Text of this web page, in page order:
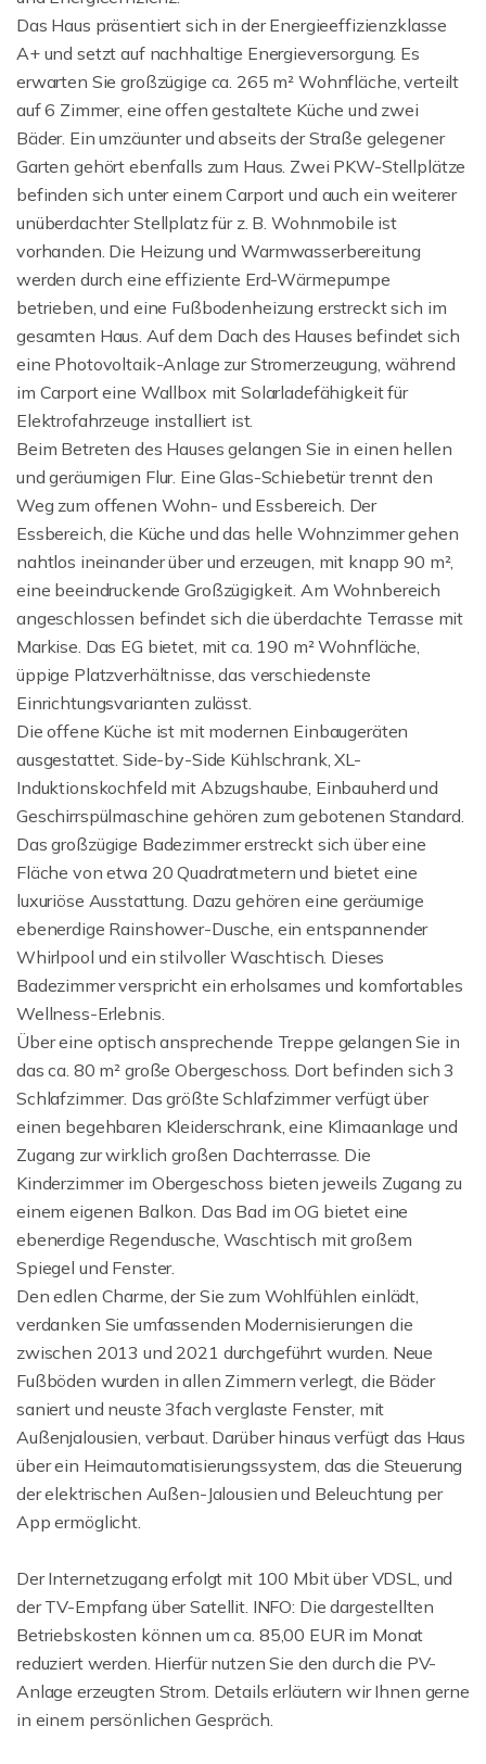
Das Haus präsentiert sich in der Energieeffizienzklasse
A+ und setzt auf nachhaltige Energieversorgung. Es
erwarten Sie großzügige ca. 265 m² Wohnfläche, verteilt
auf 6 Zimmer, eine offen gestaltete Küche und zwei
Bäder. Ein umzäunter und abseits der Straße gelegener
Garten gehört ebenfalls zum Haus. Zwei PKW-Stellplätze
befinden sich unter einem Carport und auch ein weiterer
unüberdachter Stellplatz für z. B. Wohnmobile ist
vorhanden. Die Heizung und Warmwasserbereitung
werden durch eine effiziente Erd-Wärmepumpe
betrieben, und eine Fußbodenheizung erstreckt sich im
gesamten Haus. Auf dem Dach des Hauses befindet sich
eine Photovoltaik-Anlage zur Stromerzeugung, während
im Carport eine Wallbox mit Solarladefähigkeit für
Elektrofahrzeuge installiert ist.
Beim Betreten des Hauses gelangen Sie in einen hellen
und geräumigen Flur. Eine Glas-Schiebetür trennt den
Weg zum offenen Wohn- und Essbereich. Der
Essbereich, die Küche und das helle Wohnzimmer gehen
nahtlos ineinander über und erzeugen, mit knapp 90 m²,
eine beeindruckende Großzügigkeit. Am Wohnbereich
angeschlossen befindet sich die überdachte Terrasse mit
Markise. Das EG bietet, mit ca. 190 m² Wohnfläche,
üppige Platzverhältnisse, das verschiedenste
Einrichtungsvarianten zulässt.
Die offene Küche ist mit modernen Einbaugeräten
ausgestattet. Side-by-Side Kühlschrank, XL-
Induktionskochfeld mit Abzugshaube, Einbauherd und
Geschirrspülmaschine gehören zum gebotenen Standard.
Das großzügige Badezimmer erstreckt sich über eine
Fläche von etwa 20 Quadratmetern und bietet eine
luxuriöse Ausstattung. Dazu gehören eine geräumige
ebenerdige Rainshower-Dusche, ein entspannender
Whirlpool und ein stilvoller Waschtisch. Dieses
Badezimmer verspricht ein erholsames und komfortables
Wellness-Erlebnis.
Über eine optisch ansprechende Treppe gelangen Sie in
das ca. 80 m² große Obergeschoss. Dort befinden sich 3
Schlafzimmer. Das größte Schlafzimmer verfügt über
einen begehbaren Kleiderschrank, eine Klimaanlage und
Zugang zur wirklich großen Dachterrasse. Die
Kinderzimmer im Obergeschoss bieten jeweils Zugang zu
einem eigenen Balkon. Das Bad im OG bietet eine
ebenerdige Regendusche, Waschtisch mit großem
Spiegel und Fenster.
Den edlen Charme, der Sie zum Wohlfühlen einlädt,
verdanken Sie umfassenden Modernisierungen die
zwischen 2013 und 2021 durchgeführt wurden. Neue
Fußböden wurden in allen Zimmern verlegt, die Bäder
saniert und neuste 3fach verglaste Fenster, mit
Außenjalousien, verbaut. Darüber hinaus verfügt das Haus
über ein Heimautomatisierungssystem, das die Steuerung
der elektrischen Außen-Jalousien und Beleuchtung per
App ermöglicht.
Der Internetzugang erfolgt mit 100 Mbit über VDSL, und
der TV-Empfang über Satellit. INFO: Die dargestellten
Betriebskosten können um ca. 85,00 EUR im Monat
reduziert werden. Hierfür nutzen Sie den durch die PV-
Anlage erzeugten Strom. Details erläutern wir Ihnen gerne
in einem persönlichen Gespräch.